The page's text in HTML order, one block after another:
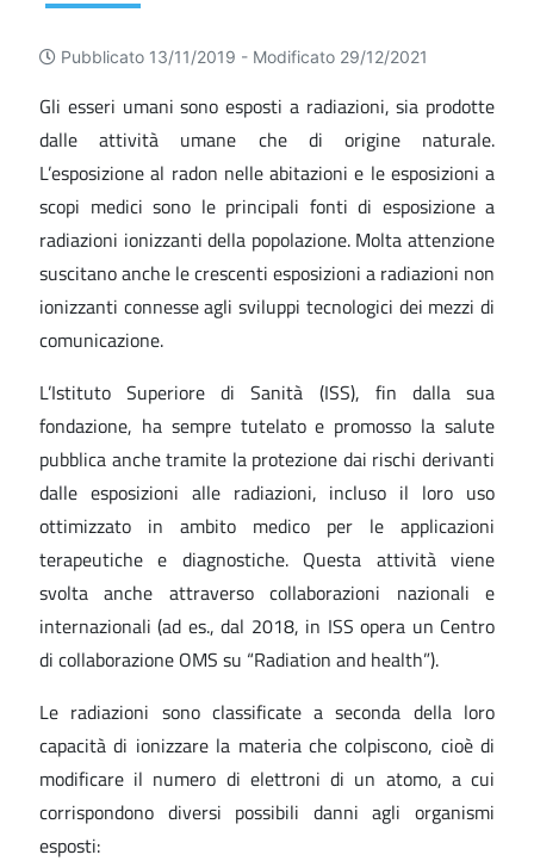
Pubblicato 13/11/2019 - Modificato 29/12/2021
Gli esseri umani sono esposti a radiazioni, sia prodotte
dalle attività umane che di origine naturale.
L’esposizione al radon nelle abitazioni e le esposizioni a
scopi medici sono le principali fonti di esposizione a
radiazioni ionizzanti della popolazione. Molta attenzione
suscitano anche le crescenti esposizioni a radiazioni non
ionizzanti connesse agli sviluppi tecnologici dei mezzi di
comunicazione.
L’Istituto Superiore di Sanità (ISS), fin dalla sua
fondazione, ha sempre tutelato e promosso la salute
pubblica anche tramite la protezione dai rischi derivanti
dalle esposizioni alle radiazioni, incluso il loro uso
ottimizzato in ambito medico per le applicazioni
terapeutiche e diagnostiche. Questa attività viene
svolta anche attraverso collaborazioni nazionali e
internazionali (ad es., dal 2018, in ISS opera un Centro
di collaborazione OMS su “Radiation and health”).
Le radiazioni sono classificate a seconda della loro
capacità di ionizzare la materia che colpiscono, cioè di
modificare il numero di elettroni di un atomo, a cui
corrispondono diversi possibili danni agli organismi
esposti: